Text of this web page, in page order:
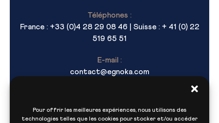
Pour offrir les meilleures expériences, nous utilisons des
technologies telles que les cookies pour stocker et/ou accéder
Téléphones :
France : +33 (0)4 28 29 08 46 | Suisse : + 41 (0) 22
519 65 51
E-mail :
contact@egnoka.com